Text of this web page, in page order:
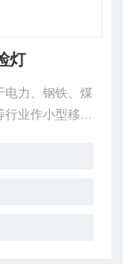
灯
电力、钢铁、煤
业作小型移动